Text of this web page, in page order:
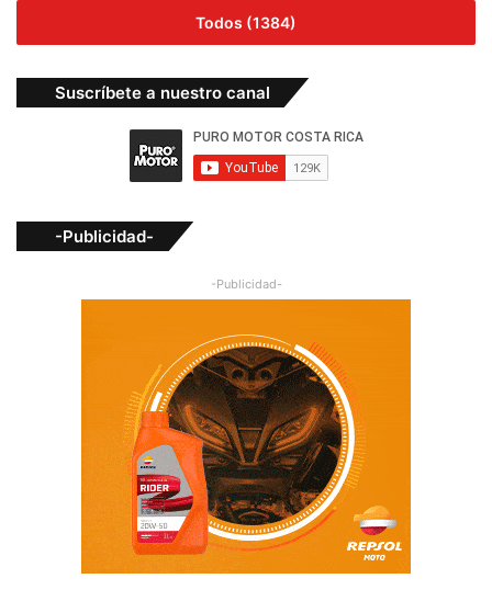
Todos (1384)
Suscríbete a nuestro canal
-Publicidad-
-Publicidad-